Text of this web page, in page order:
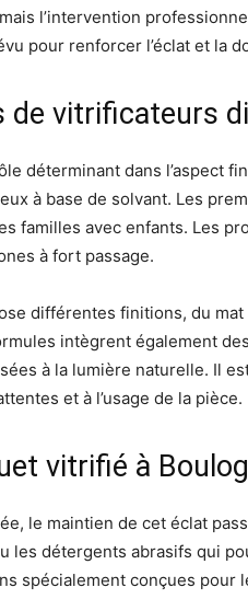
l’intervention
pour renforcer l’éclat et la
vitrificateurs
déterminant dans l’aspect
à base de solvant. Les
familles avec enfants. Les
à fort passage.
différentes finitions, du
intègrent également
à la lumière naturelle. Il
et à l’usage de la pièce.
vitrifié à
le maintien de cet éclat
les détergents abrasifs qui
spécialement conçues